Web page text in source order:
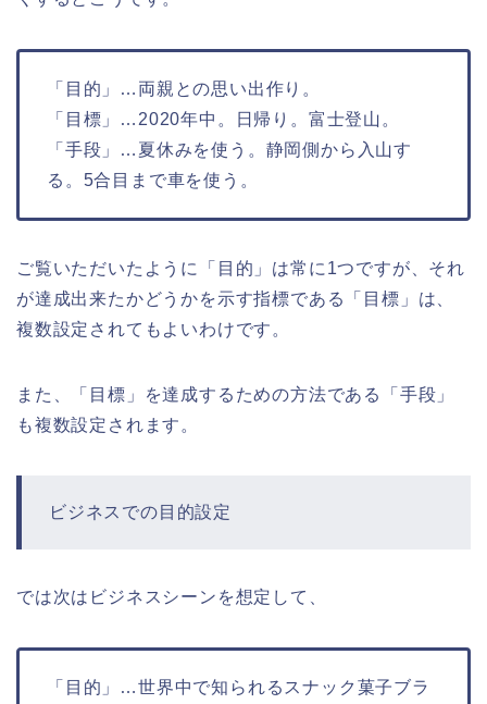
「目的」…両親との思い出作り。
「目標」…2020年中。日帰り。富士登山。
「手段」…夏休みを使う。静岡側から入山す
る。5合目まで車を使う。
ご覧いただいたように「目的」は常に1つですが、それ
が達成出来たかどうかを示す指標である「目標」は、
複数設定されてもよいわけです。
また、「目標」を達成するための方法である「手段」
も複数設定されます。
ビジネスでの目的設定
では次はビジネスシーンを想定して、
「目的」…世界中で知られるスナック菓子ブラ